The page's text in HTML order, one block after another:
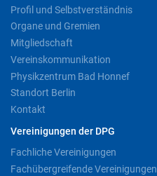
Profil und Selbstverständnis
Organe und Gremien
Mitgliedschaft
Vereinskommunikation
Physikzentrum Bad Honnef
Standort Berlin
Kontakt
Vereinigungen der DPG
Fachliche Vereinigungen
Fachübergreifende Vereinigungen